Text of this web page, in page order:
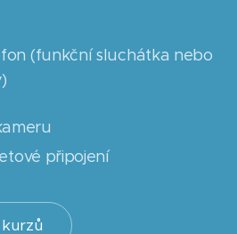
(funkční sluchátka nebo
připojení